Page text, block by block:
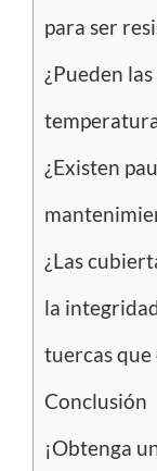
para ser
¿Pueden
¿Existen
¿Las
la
tuercas que
Conclusión
¡Obtenga